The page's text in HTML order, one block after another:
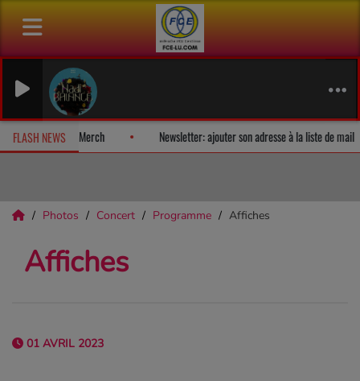
FLASH NEWS
surprise! Fan Releases & Merch Newsletter: ajouter son
Photos Concert Programme Affiches
Affiches
01 AVRIL 2023